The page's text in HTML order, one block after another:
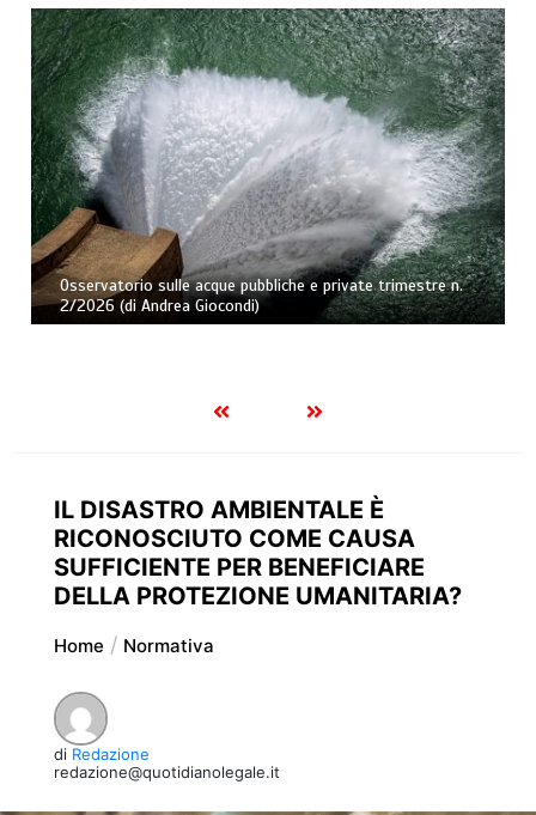
Caducazione della confisca di prevenzione per tardività e
rinnovabilità della misura. Nota a Cass., Sez. II Pen., 3
aprile 2026, ud. 19 marzo 2026, n. 12671 (di Andrea
Fortunato)
IL DISASTRO AMBIENTALE È
RICONOSCIUTO COME CAUSA
SUFFICIENTE PER BENEFICIARE
DELLA PROTEZIONE UMANITARIA?
Home Normativa
di Redazione
redazione@quotidianolegale.it